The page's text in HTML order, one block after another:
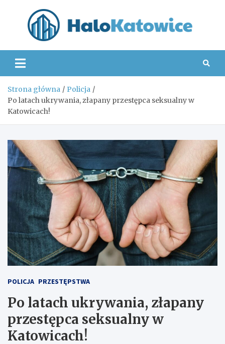
Strona główna
Policja
Po latach ukrywania, złapany przestępca seksualny w
Katowicach!
POLICJA PRZESTĘPSTWA
Po latach ukrywania, złapany
przestępca seksualny w
Katowicach!